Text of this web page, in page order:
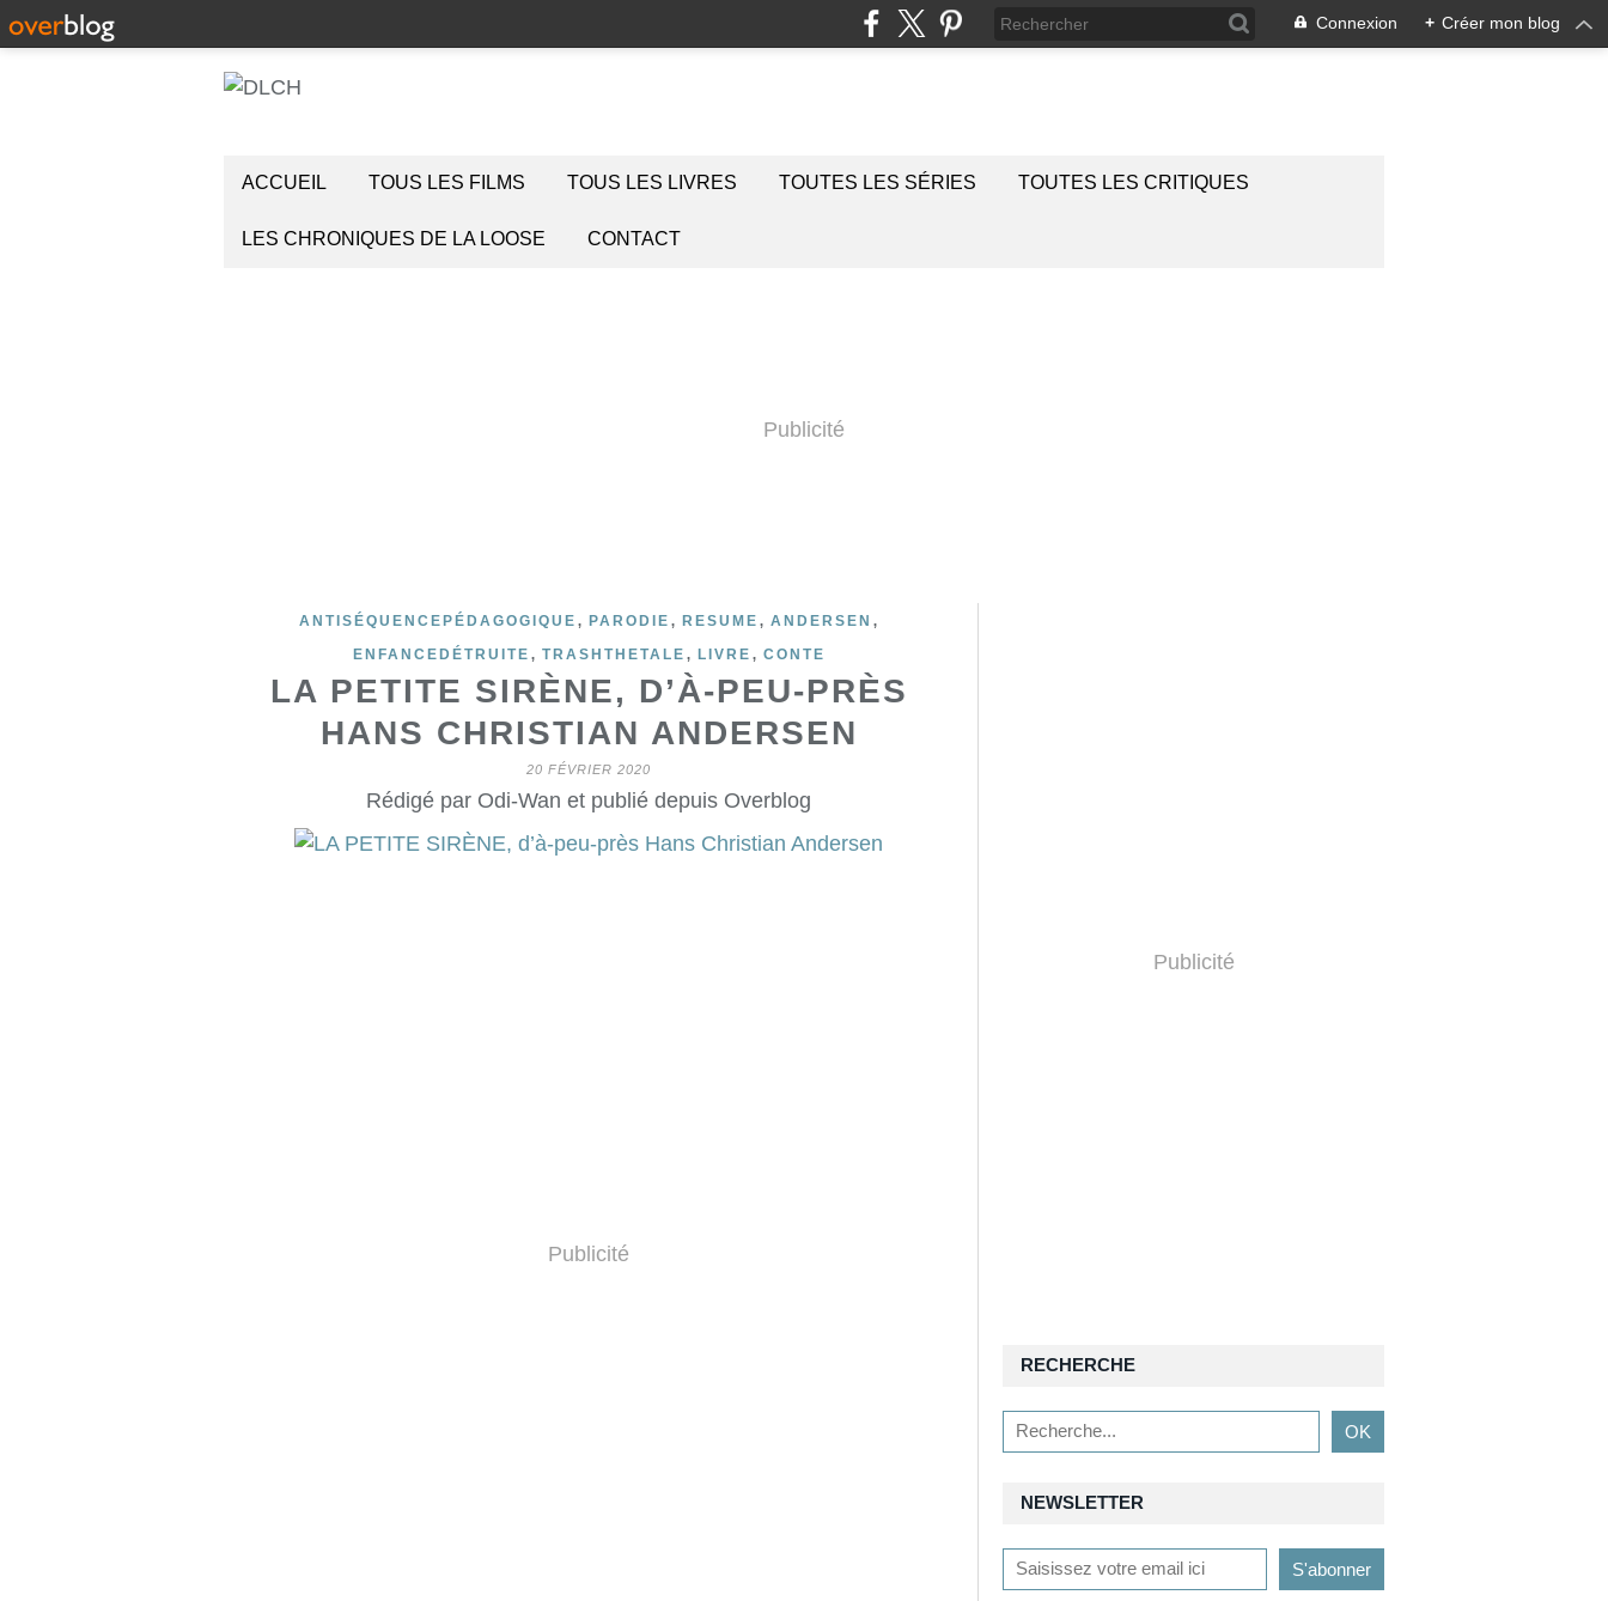
Connexion + Créer mon blog
ACCUEIL TOUS LES FILMS TOUS LES LIVRES TOUTES LES SÉRIES TOUTES LES CRITIQUES
LES CHRONIQUES DE LA LOOSE CONTACT
Publicité
ANTISÉQUENCEPÉDAGOGIQUE , PARODIE , RESUME , ANDERSEN ,
ENFANCEDÉTRUITE , TRASHTHETALE , LIVRE , CONTE
LA PETITE SIRÈNE, D’À-PEU-PRÈS
HANS CHRISTIAN ANDERSEN
20 FÉVRIER 2020
Rédigé par Odi-Wan et publié depuis Overblog
Publicité
Publicité
NEWSLETTER
RECHERCHE